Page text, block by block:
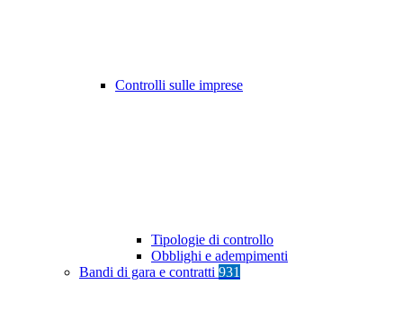
Controlli sulle imprese
Tipologie di controllo
Obblighi e adempimenti
Bandi di gara e contratti 931